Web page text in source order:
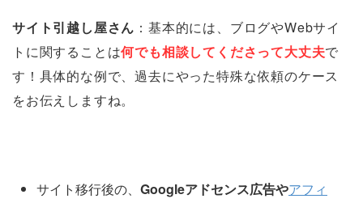
サイト引越し屋さん ：基本的には、ブログやWebサイ
トに関することは何でも相談してくださって大丈夫で
す！具体的な例で、過去にやった特殊な依頼のケース
をお伝えしますね。
サイト移行後の、 Googleアドセンス広告やアフィ